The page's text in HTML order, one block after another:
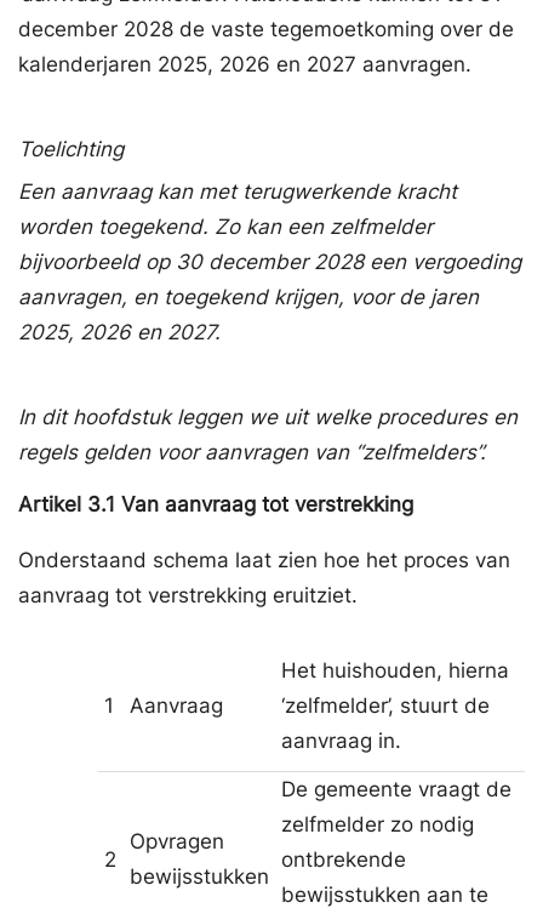
december 2028 de vaste tegemoetkoming over de
kalenderjaren 2025, 2026 en 2027 aanvragen.
Toelichting
Een aanvraag kan met terugwerkende kracht
worden toegekend. Zo kan een zelfmelder
bijvoorbeeld op 30 december 2028 een vergoeding
aanvragen, en toegekend krijgen, voor de jaren
2025, 2026 en 2027.
In dit hoofdstuk leggen we uit welke procedures en
regels gelden voor aanvragen van “zelfmelders”.
Artikel 3.1 Van aanvraag tot verstrekking
Onderstaand schema laat zien hoe het proces van
aanvraag tot verstrekking eruitziet.
1 Aanvraag
Het huishouden, hierna
‘zelfmelder’, stuurt de
aanvraag in.
2
Opvragen
bewijsstukken
De gemeente vraagt de
zelfmelder zo nodig
ontbrekende
bewijsstukken aan te